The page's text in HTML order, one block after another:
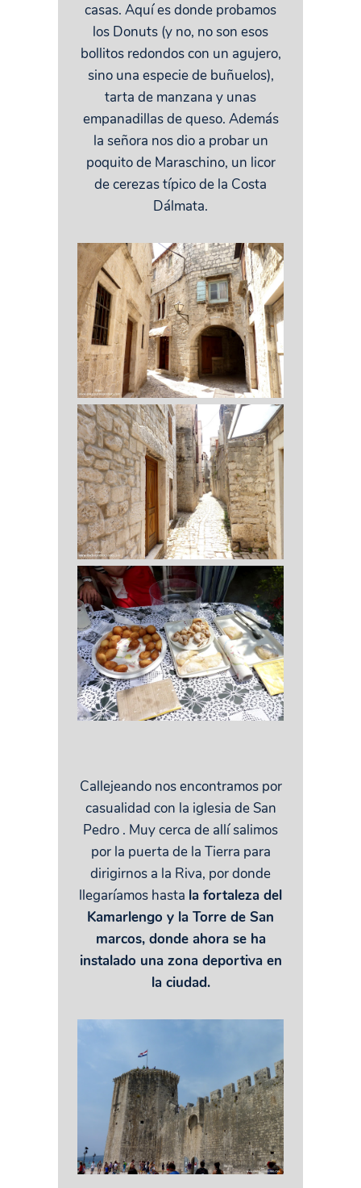
casas. Aquí es donde probamos
los Donuts (y no, no son esos
bollitos redondos con un agujero,
sino una especie de buñuelos),
tarta de manzana y unas
empanadillas de queso. Además
la señora nos dio a probar un
poquito de Maraschino, un licor
de cerezas típico de la Costa
Dálmata.
Callejeando nos encontramos por
casualidad con la iglesia de San
Pedro . Muy cerca de allí salimos
por la puerta de la Tierra para
dirigirnos a la Riva, por donde
llegaríamos hasta la fortaleza del
Kamarlengo y la Torre de San
marcos, donde ahora se ha
instalado una zona deportiva en
la ciudad.